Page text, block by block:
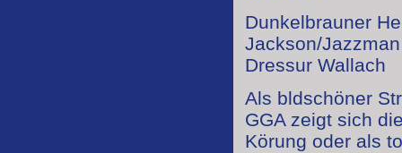
Dunkelbrauner
Jackson/
Dressur Wallach
Als bldschöner
GGA zeigt sich
Körung oder als